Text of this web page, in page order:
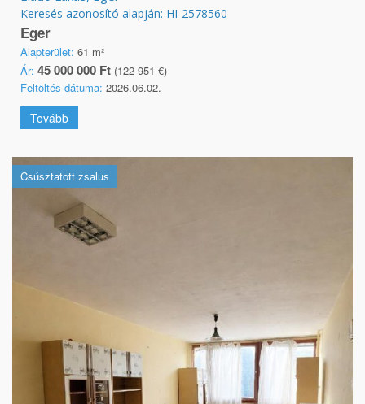
Keresés azonosító alapján: HI-2578560
Eger
Alapterület: 61 m²
Ár: 45 000 000 Ft (122 951 €)
Feltöltés dátuma: 2026.06.02.
Tovább
Csúsztatott zsalus